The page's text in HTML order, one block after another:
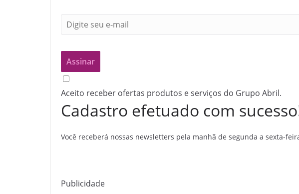
Aceito receber ofertas produtos e serviços do Grupo Abril.
Cadastro efetuado com
Você receberá nossas newsletters pela manhã de segunda a sexta-
Publicidade